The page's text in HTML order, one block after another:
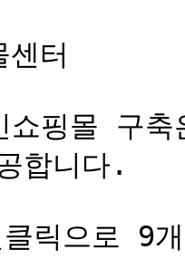
터
쇼핑몰 구
합니다.
릭으로 9